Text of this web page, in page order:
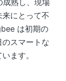
にとって不
は初期の
スマートな
ます。